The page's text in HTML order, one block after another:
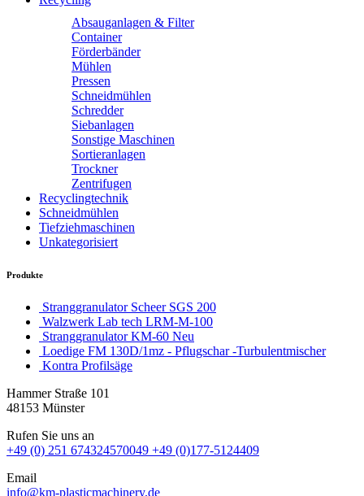
Absauganlagen & Filter
Container
Förderbänder
Mühlen
Pressen
Schneidmühlen
Schredder
Siebanlagen
Sonstige Maschinen
Sortieranlagen
Trockner
Zentrifugen
Recyclingtechnik
Schneidmühlen
Tiefziehmaschinen
Unkategorisiert
Produkte
Stranggranulator Scheer SGS 200
Walzwerk Lab tech LRM-M-100
Stranggranulator KM-60 Neu
Loedige FM 130D/1mz - Pflugschar -Turbulentmischer
Kontra Profilsäge
Hammer Straße 101
48153 Münster
Rufen Sie uns an
+49 (0) 251 674324570049 +49 (0)177-5124409
Email
info@km-plasticmachinery.de